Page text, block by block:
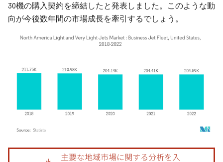
30機の購入契約を締結したと発表しました。このような動
向が今後数年間の市場成長を牽引するでしょう。
画像 © Mordor Intelligence。再利用にはCC BY 4.0の表示が必要です。